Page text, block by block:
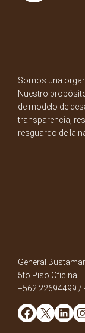
Somos una
Nuestro
de modelo de
transparencia,
resguardo de la
General
5to Piso Oficina i.
+562 22694499 /